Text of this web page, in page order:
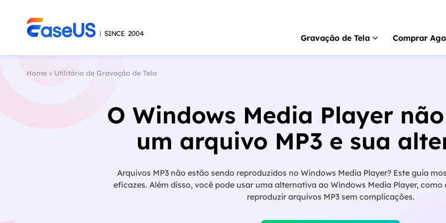
Gravação de Tela
RecExpertspara
Gravador de tela
Gravador de tela
ScreenShot
Captura de tela no PC
Comprar
Home > Utilitário de Gravação de Tela
O Windows Media Player
um arquivo MP3 e sua
Arquivos MP3 não estão sendo reproduzidos no Windows Media Player? Este guia
eficazes. Além disso, você pode usar uma alternativa ao Windows Media Player, como
reproduzir arquivos MP3 sem complicações.
